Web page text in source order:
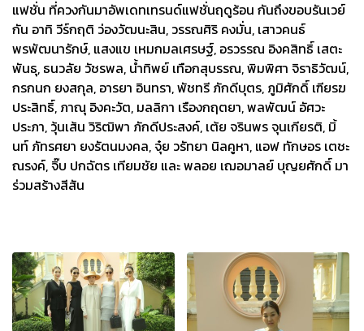
แฟชั่น ที่ควงกันมาอัพเดทเทรนด์แฟชั่นฤดูร้อน กันถึงขอบรันเวย์
กัน อาทิ วีร์กฤติ ว่องวัฒนะสิน, วรรณศิริ คงมั่น, เสาวคนธ์
พรพัฒนารักษ์, แสงแข เหมกมลเศรษฐ์, อรวรรณ อิงคสิทธิ์ เสตะ
พันธุ, ธนวลัย วัชรพล, น้ำทิพย์ เทือกสุบรรณ, พิมพิศา จิราธิวัฒน์,
กรกนก ยงสกุล, อารยา อินทรา, พัชทรี ภักดีบุตร, ภูมิศักดิ์ เฑียรฆ
ประสิทธิ์, ภาณุ อิงคะวัต, มลลิกา เรืองกฤตยา, พลพัฒน์ อัศวะ
ประภา, วุ้นเส้น วิริฒิพา ภักดีประสงค์, เต้ย จรินพร จุนเกียรติ, มิ้
นท์ ภัทรศยา ยงรัตนมงคล, จุ๋ย วรัทยา นิลคูหา, แอฟ ทักษอร เตชะ
ณรงค์, จิ๊บ ปกฉัตร เทียมชัย และ พลอย เฌอมาลย์ บุญยศักดิ์ มา
ร่วมสร้างสีสัน